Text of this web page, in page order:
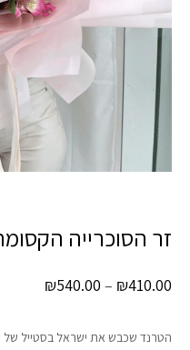
זר הסוכרייה
₪410.00
–
₪540.00
עד
הטרנד שכבש את ישראל בסטייל של